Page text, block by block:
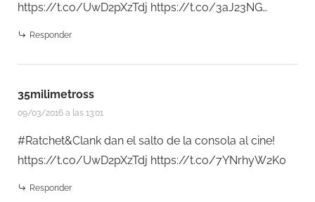
https://t.co/UwD2pXzTdj https://t.co/3aJ23NG…
Responder
35milimetross
09/03/2016 a las 13:01
#Ratchet&Clank dan el salto de la consola al cine!
https://t.co/UwD2pXzTdj https://t.co/7YNrhyW2K0
Responder